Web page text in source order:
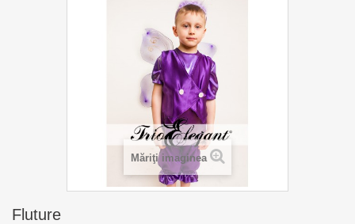
Măriţi imaginea
Fluture